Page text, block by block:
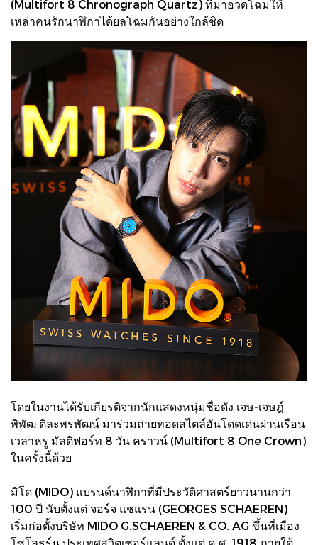
(Multifort 8 Chronograph Quartz) ที่มาอวดโฉมให้
เหล่าคนรักนาฬิกาได้ยลโฉมกันอย่างใกล้ชิด
โดยในงานได้รับเกียรติจากนักแสดงหนุ่มชื่อดัง เจษ-เจษฎ์
พิพัฒ ติละพรพัฒน์ มาร่วมถ่ายทอดสไตล์อันโดดเด่นผ่านเรือน
เวลาหรู มัลติฟอร์ท 8 วัน คราวน์ (Multifort 8 One Crown)
ในครั้งนี้ด้วย
มิโด (MIDO) แบรนด์นาฬิกาที่มีประวัติศาสตร์ยาวนานกว่า
100 ปี นับตั้งแต่ จอร์จ แชแรน (GEORGES SCHAEREN)
เริ่มก่อตั้งบริษัท MIDO G.SCHAEREN & CO. AG ขึ้นที่เมือง
โซโลธูร์น ประเทศสวิตเซอร์แลนด์ ตั้งแต่ ค.ศ. 1918 ภายใต้